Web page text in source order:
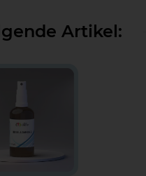
Artikel: